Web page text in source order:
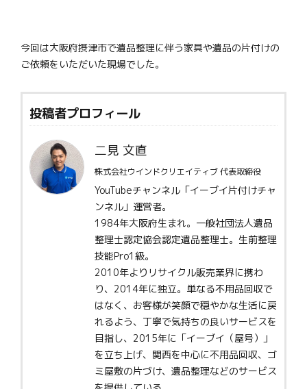
今回は大阪府摂津市で遺品整理に伴う家具や遺品の片付けの
ご依頼をいただいた現場でした。
投稿者プロフィール
二見 文直
株式会社ウインドクリエイティブ 代表取締役
YouTubeチャンネル「イーブイ片付けチャ
ンネル」運営者。
1984年大阪府生まれ。一般社団法人遺品
整理士認定協会認定遺品整理士。生前整理
技能Pro1級。
2010年よりリサイクル販売業界に携わ
り、2014年に独立。単なる不用品回収で
はなく、お客様が笑顔で穏やかな生活に戻
れるよう、丁寧で気持ちの良いサービスを
目指し、2015年に「イーブイ（屋号）」
を立ち上げ、関西を中心に不用品回収、ゴ
ミ屋敷の片づけ、遺品整理などのサービス